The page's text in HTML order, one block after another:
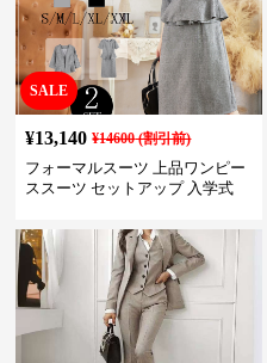
SALE
¥13,140 ¥14600(割引前)
フォーマルスーツ 上品ワンピー
ススーツ セットアップ 入学式